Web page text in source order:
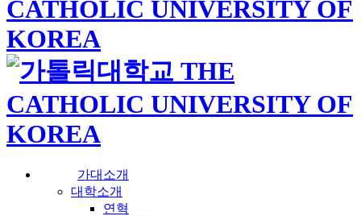
가대소개
대학소개
연혁